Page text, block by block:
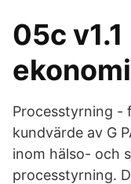
05c
Processtyrning -
kundvärde av G
inom hälso- och
processtyrning.